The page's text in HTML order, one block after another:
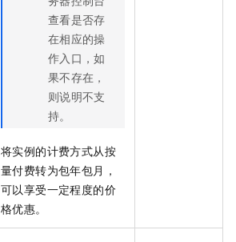
查看是否存
在相应的操
作入口，如
果不存在，
则说明不支
持。
将实例的计费方式从按
量付费转为包年包月，
可以享受一定程度的价
格优惠。